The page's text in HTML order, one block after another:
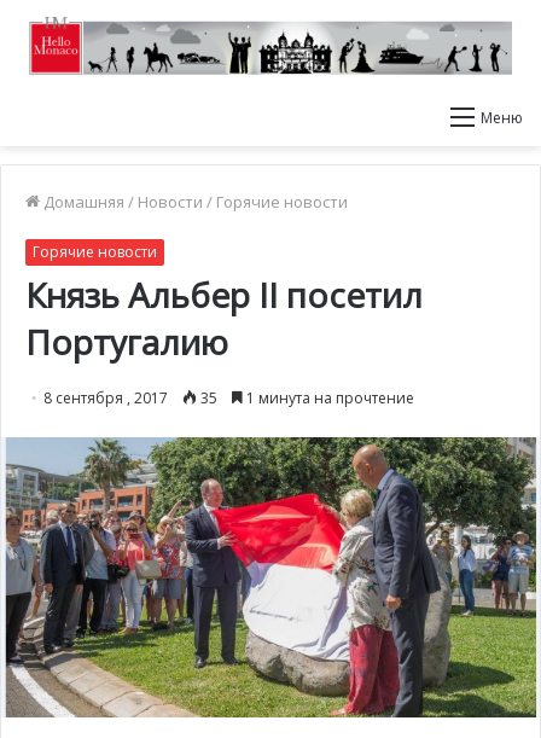
Меню
Домашняя / Новости / Горячие новости
Горячие новости
Князь Альбер II посетил
Португалию
8 сентября , 2017 35 1 минута на прочтение